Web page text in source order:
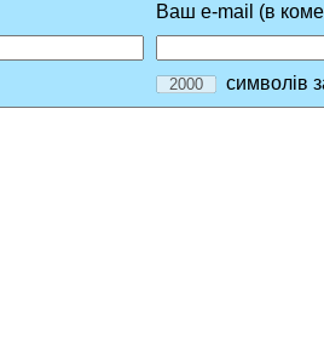
Ваш e-mail (в
символів